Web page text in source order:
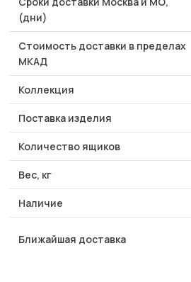
(дни)
Стоимость доставки в пределах
МКАД
Коллекция
Поставка изделия
Количество ящиков
Вес, кг
Наличие
Ближайшая доставка